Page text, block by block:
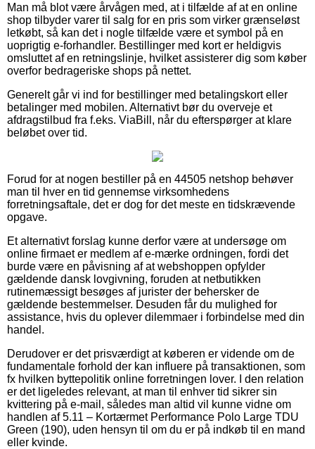
Man må blot være årvågen med, at i tilfælde af at en online
shop tilbyder varer til salg for en pris som virker grænseløst
letkøbt, så kan det i nogle tilfælde være et symbol på en
uoprigtig e-forhandler. Bestillinger med kort er heldigvis
omsluttet af en retningslinje, hvilket assisterer dig som køber
overfor bedrageriske shops på nettet.
Generelt går vi ind for bestillinger med betalingskort eller
betalinger med mobilen. Alternativt bør du overveje et
afdragstilbud fra f.eks. ViaBill, når du efterspørger at klare
beløbet over tid.
Forud for at nogen bestiller på en 44505 netshop behøver
man til hver en tid gennemse virksomhedens
forretningsaftale, det er dog for det meste en tidskrævende
opgave.
Et alternativt forslag kunne derfor være at undersøge om
online firmaet er medlem af e-mærke ordningen, fordi det
burde være en påvisning af at webshoppen opfylder
gældende dansk lovgivning, foruden at netbutikken
rutinemæssigt besøges af jurister der behersker de
gældende bestemmelser. Desuden får du mulighed for
assistance, hvis du oplever dilemmaer i forbindelse med din
handel.
Derudover er det prisværdigt at køberen er vidende om de
fundamentale forhold der kan influere på transaktionen, som
fx hvilken byttepolitik online forretningen lover. I den relation
er det ligeledes relevant, at man til enhver tid sikrer sin
kvittering på e-mail, således man altid vil kunne vidne om
handlen af 5.11 – Kortærmet Performance Polo Large TDU
Green (190), uden hensyn til om du er på indkøb til en mand
eller kvinde.